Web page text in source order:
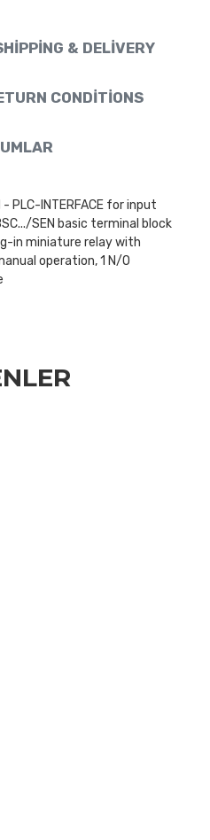
& DELIVERY
CONDITIONS
PLC-INTERFACE for input
SEN basic terminal block
in miniature relay with
operation, 1 N/O